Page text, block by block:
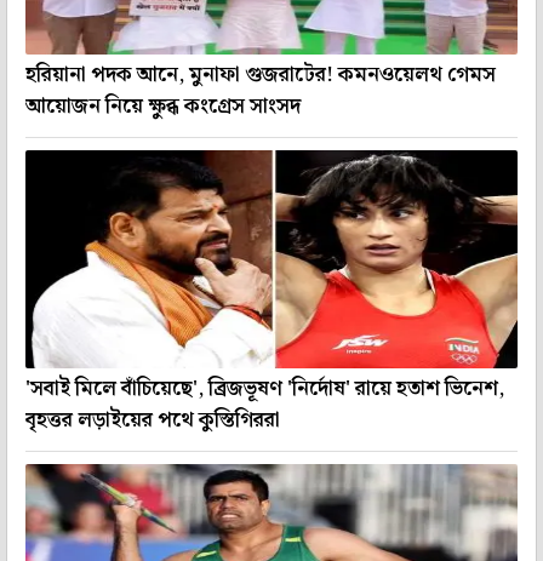
হরিয়ানা পদক আনে, মুনাফা গুজরাটের! কমনওয়েলথ গেমস
আয়োজন নিয়ে ক্ষুব্ধ কংগ্রেস সাংসদ
'সবাই মিলে বাঁচিয়েছে', ব্রিজভূষণ 'নির্দোষ' রায়ে হতাশ ভিনেশ,
বৃহত্তর লড়াইয়ের পথে কুস্তিগিররা